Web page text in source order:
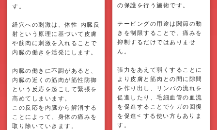
す。
経穴への刺激は、体性-内臓反
射という原理に基づいて皮膚
や筋肉に刺激を入れることで
内臓の働きを活発にします。
内臓の働きに不調があると、
内臓の近くの筋肉が筋性防御
という反応を起こして緊張を
高めてしまいます。
この反応を内臓から解消する
ことによって、身体の痛みを
取り除いていきます。
の保護を行う施術です。
テーピングの用途は関節の動
きを制限することで、痛みを
抑制するだけではありませ
ん。
張力をあえて弱くすることに
より皮膚と筋肉との間に隙間
を作り出し、リンパの流れを
促進したり、毛細血管の血流
を促進することでケガの回復
を促進< する使い方もありま
す。